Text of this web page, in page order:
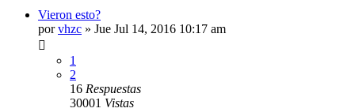
Vieron esto?
porvhzc » Jue Jul 14, 2016 10:17 am
1
2
16 Respuestas
30001 Vistas